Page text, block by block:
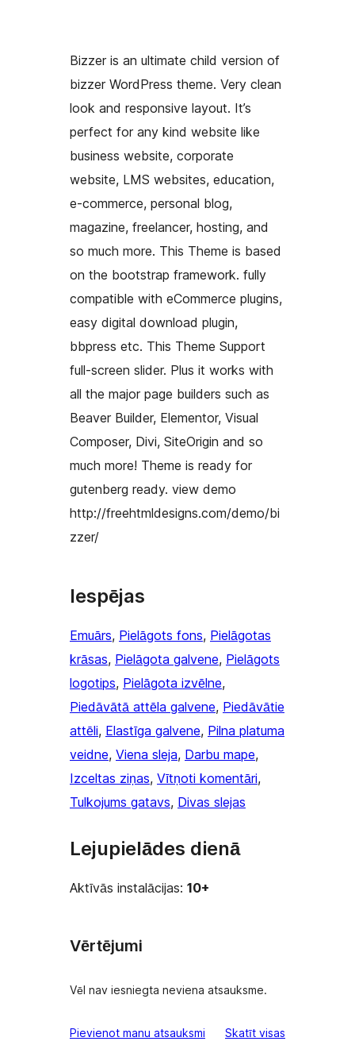
Bizzer is an ultimate child version of
bizzer WordPress theme. Very clean
look and responsive layout. It’s
perfect for any kind website like
business website, corporate
website, LMS websites, education,
e-commerce, personal blog,
magazine, freelancer, hosting, and
so much more. This Theme is based
on the bootstrap framework. fully
compatible with eCommerce plugins,
easy digital download plugin,
bbpress etc. This Theme Support
full-screen slider. Plus it works with
all the major page builders such as
Beaver Builder, Elementor, Visual
Composer, Divi, SiteOrigin and so
much more! Theme is ready for
gutenberg ready. view demo
http://freehtmldesigns.com/demo/bi
zzer/
Iespējas
Emuārs, Pielāgots fons, Pielāgotas
krāsas, Pielāgota galvene, Pielāgots
logotips, Pielāgota izvēlne
Piedāvātā attēla galvene, Piedāvātie
attēli, Elastīga galvene, Pilna platuma
veidne, Viena sleja, Darbu mape
Izceltas ziņas, Vītņoti komentāri
Tulkojums gatavs, Divas slejas
Lejupielādes dienā
Aktīvās instalācijas: 10+
Vērtējumi
Vēl nav iesniegta neviena atsauksme.
Pievienot manu atsauksmi Skatīt visas